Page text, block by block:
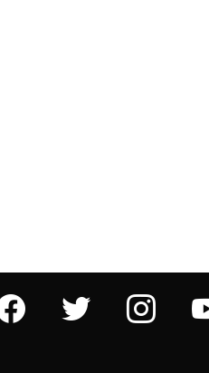
facebook twitter instagram